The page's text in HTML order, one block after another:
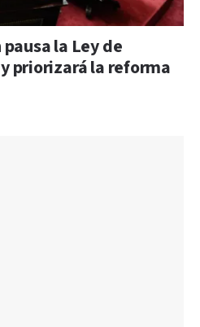
pausa la Ley de
priorizará la reforma